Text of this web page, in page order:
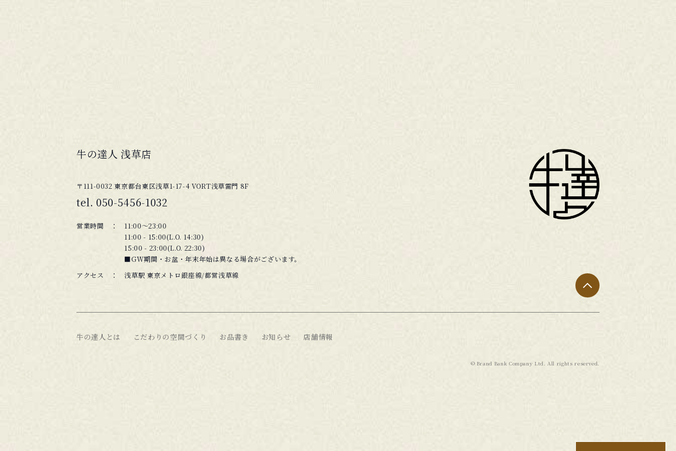
牛の達人 浅草店
〒111-0032 東京都台東区浅草1-17-4 VORT浅草雷門 8F
tel. 050-5456-1032
営業時間 ： 11:00〜23:00
11:00 - 15:00(L.O. 14:30)
15:00 - 23:00(L.O. 22:30)
■GW期間・お盆・年末年始は異なる場合がございます。
アクセス ：浅草駅 東京メトロ銀座線/都営浅草線
牛の達人とは こだわりの空間づくり お品書き お知らせ 店舗情報
© Brand Bank Company Ltd. All rights reserved.